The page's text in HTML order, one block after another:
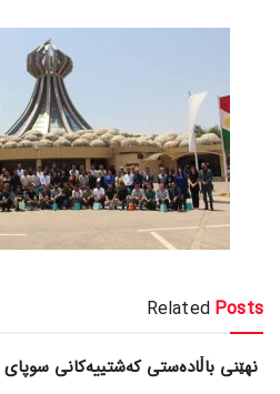
Related Posts
نهێنی باڵادەستی کەشتییەکانی